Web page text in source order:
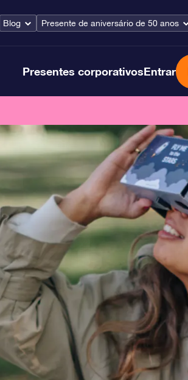
Blog Presente de aniversário de 50 anos
Presentes corporativosEntrar